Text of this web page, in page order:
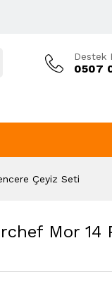
Destek
0507
Çeyiz Seti
Mor 14